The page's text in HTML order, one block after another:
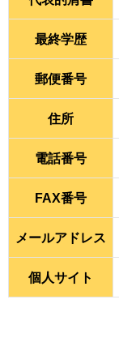
最終学歴
郵便番号
住所
電話番号
FAX番号
メールアドレス
個人サイト